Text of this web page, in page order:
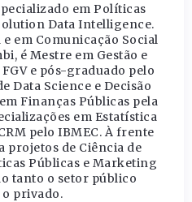
em Políticas
Data Intelligence.
em Comunicação Social
é Mestre em Gestão e
e pós-graduado pelo
Data Science e Decisão
Finanças Públicas pela
em Estatística
pelo IBMEC. À frente
projetos de Ciência de
Públicas e Marketing
tanto o setor público
privado.